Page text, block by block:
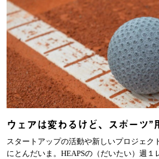
ウェアは変わるけど、スポーツ”
スタートアップの活動や新しいプロジェク
にとんだいま。HEAPSの（だいたい）週１